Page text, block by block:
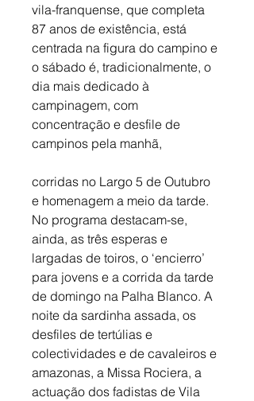
vila-franquense, que completa
87 anos de existência, está
centrada na figura do campino e
o sábado é, tradicionalmente, o
dia mais dedicado à
campinagem, com
concentração e desfile de
campinos pela manhã,
corridas no Largo 5 de Outubro
e homenagem a meio da tarde.
No programa destacam-se,
ainda, as três esperas e
largadas de toiros, o ‘encierro’
para jovens e a corrida da tarde
de domingo na Palha Blanco. A
noite da sardinha assada, os
desfiles de tertúlias e
colectividades e de cavaleiros e
amazonas, a Missa Rociera, a
actuação dos fadistas de Vila